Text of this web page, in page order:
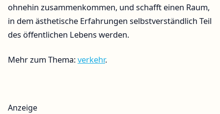
ohnehin zusammenkommen, und schafft einen Raum,
in dem ästhetische Erfahrungen selbstverständlich Teil
des öffentlichen Lebens werden.
Mehr zum Thema:verkehr.
Anzeige